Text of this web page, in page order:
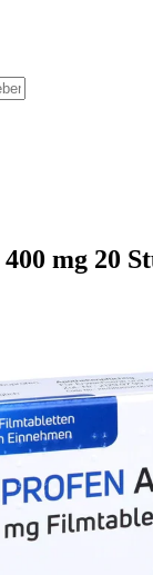
mg 20